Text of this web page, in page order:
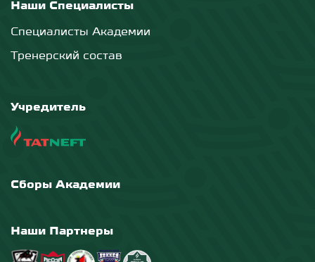
Наши Специалисты
Специалисты Академии
Тренерский состав
Учредитель
Сборы Академии
Наши Партнеры